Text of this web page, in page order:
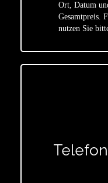
Ort, Datum
Gesamtpreis.
nutzen Sie